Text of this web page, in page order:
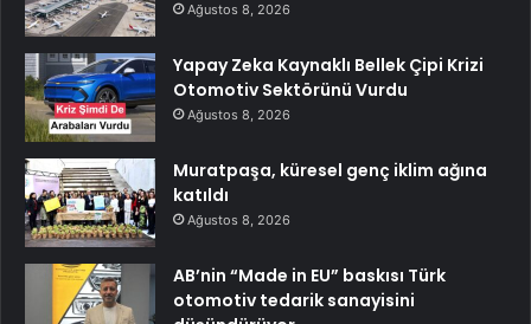
Ağustos 8, 2026
Yapay Zeka Kaynaklı Bellek Çipi Krizi
Otomotiv Sektörünü Vurdu
Ağustos 8, 2026
Muratpaşa, küresel genç iklim ağına
katıldı
Ağustos 8, 2026
AB’nin “Made in EU” baskısı Türk
otomotiv tedarik sanayisini